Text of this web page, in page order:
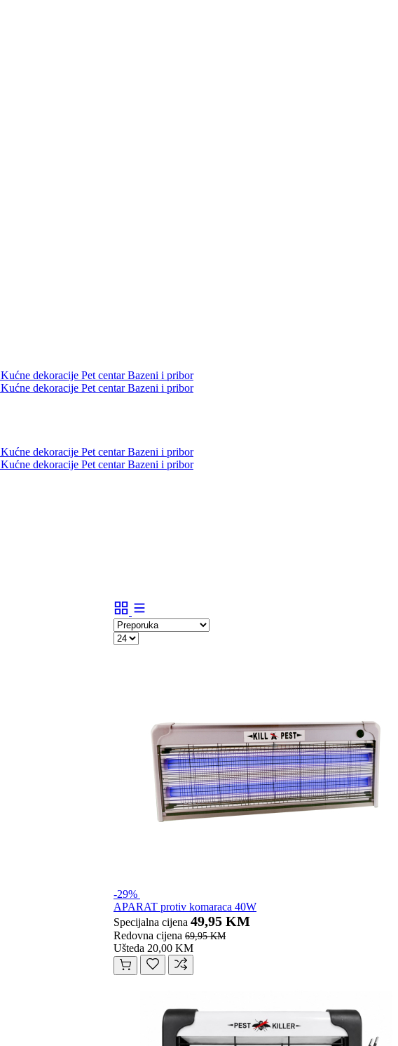
Kućne dekoracije Pet centarBazeni i pribor
Kućne dekoracije Pet centarBazeni i pribor
Kućne dekoracije Pet centarBazeni i pribor
Kućne dekoracije Pet centarBazeni i pribor
-29%
APARAT protiv komaraca 40W
Specijalna cijena 49,95 KM
Redovna cijena 69,95 KM
Ušteda 20,00 KM